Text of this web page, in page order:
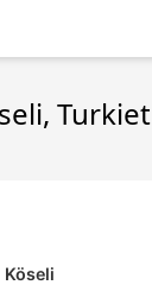
Turkiet
Köseli